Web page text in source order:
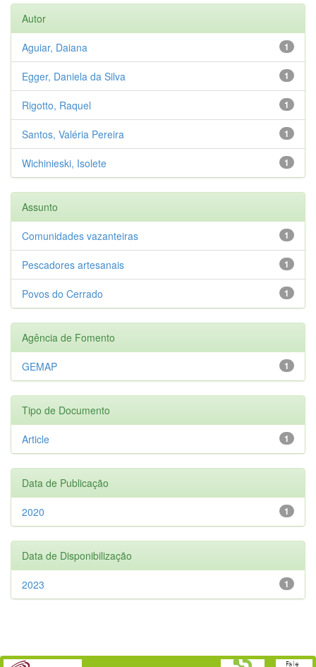
Autor
1
Aguiar, Daiana
1
Egger, Daniela da Silva
1
Rigotto, Raquel
1
Santos, Valéria Pereira
1
Wichinieski, Isolete
Assunto
1
Comunidades vazanteiras
1
Pescadores artesanais
1
Povos do Cerrado
Agência de Fomento
1
GEMAP
Tipo de Documento
1
Article
Data de Publicação
1
2020
Data de Disponibilização
1
2023